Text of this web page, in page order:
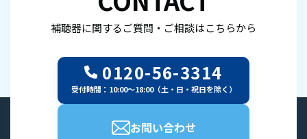
補聴器に関するご質問・ご相談はこちらから
0120-56-3314
受付時間：10:00～18:00（土・日・祝日を除く）
お問い合わせ